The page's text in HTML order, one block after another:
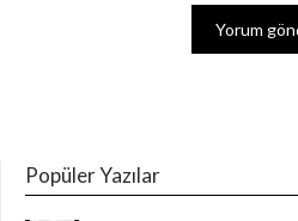
Popüler Yazılar